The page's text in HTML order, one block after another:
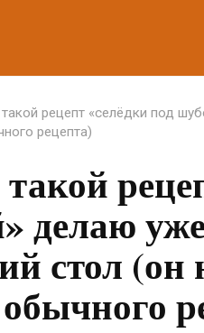
рецепт «селёдки под
рецепта)
делаю
стол (он
обычного